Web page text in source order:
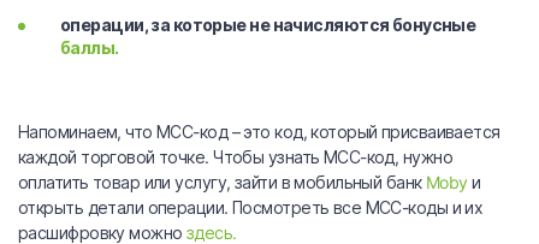
операции, за которые не начисляются бонусные
баллы.
Напоминаем, что МСС-код – это код, который присваивается
каждой торговой точке. Чтобы узнать МСС-код, нужно
оплатить товар или услугу, зайти в мобильный банк Mobyи
открыть детали операции. Посмотреть все МСС-коды и их
расшифровку можно здесь.